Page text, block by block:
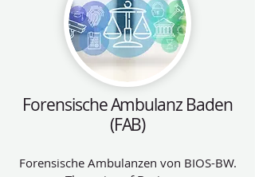
Forensische Ambulanz Baden
(FAB)
Forensische Ambulanzen von BIOS-BW.